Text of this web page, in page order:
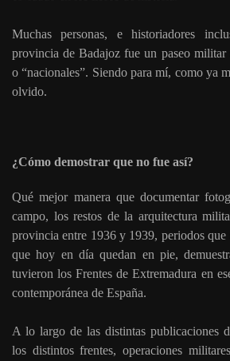
Muchas personas, e historiadores
provincia de Badajoz fue un paseo militar
o “nacionales”. Siendo para mí, como ya
olvido.
¿Cómo demostrar que no fue así?
Qué mejor manera que documentar
campo, los restos de la arquitectura
provincia entre 1936 y 1939, periodos
que hoy en día quedan en pie,
tuvieron los Frentes de Extremadura en
contemporánea de España.
A lo largo de las distintas publicaciones
los distintos frentes, operaciones